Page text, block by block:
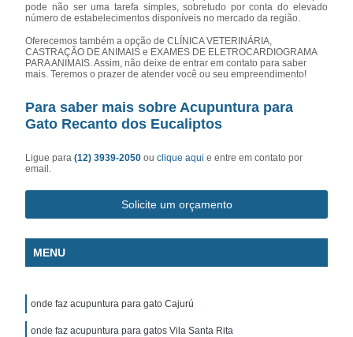
pode não ser uma tarefa simples, sobretudo por conta do elevado
número de estabelecimentos disponíveis no mercado da região.
Oferecemos também a opção de CLÍNICA VETERINÁRIA,
CASTRAÇÃO DE ANIMAIS e EXAMES DE ELETROCARDIOGRAMA
PARA ANIMAIS. Assim, não deixe de entrar em contato para saber
mais. Teremos o prazer de atender você ou seu empreendimento!
Para saber mais sobre Acupuntura para
Gato Recanto dos Eucaliptos
Ligue para(12) 3939-2050ouclique aqui e entre em contato por
email.
Solicite um orçamento
MENU
onde faz acupuntura para gato Cajurú
onde faz acupuntura para gatos Vila Santa Rita